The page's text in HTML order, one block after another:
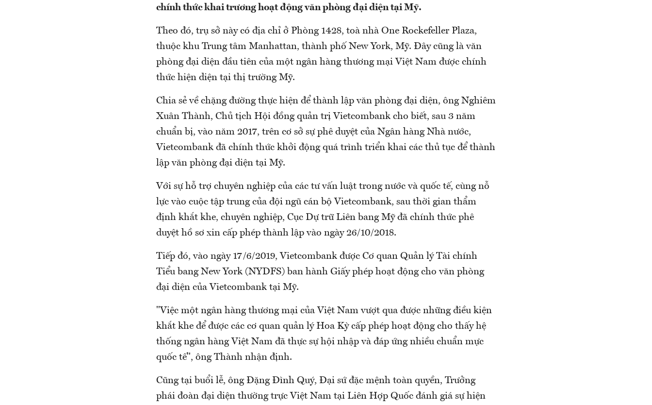
chính thức khai trương hoạt động văn phòng đại diện tại Mỹ.
Theo đó, trụ sở này có địa chỉ ở Phòng 1428, toà nhà One Rockefeller Plaza,
thuộc khu Trung tâm Manhattan, thành phố New York, Mỹ. Đây cũng là văn
phòng đại diện đầu tiên của một ngân hàng thương mại Việt Nam được chính
thức hiện diện tại thị trường Mỹ.
Chia sẻ về chặng đường thực hiện để thành lập văn phòng đại diện, ông Nghiêm
Xuân Thành, Chủ tịch Hội đồng quản trị Vietcombank cho biết, sau 3 năm
chuẩn bị, vào năm 2017, trên cơ sở sự phê duyệt của Ngân hàng Nhà nước,
Vietcombank đã chính thức khởi động quá trình triển khai các thủ tục để thành
lập văn phòng đại diện tại Mỹ.
Với sự hỗ trợ chuyên nghiệp của các tư vấn luật trong nước và quốc tế, cùng nỗ
lực vào cuộc tập trung của đội ngũ cán bộ Vietcombank, sau thời gian thẩm
định khắt khe, chuyên nghiệp, Cục Dự trữ Liên bang Mỹ đã chính thức phê
duyệt hồ sơ xin cấp phép thành lập vào ngày 26/10/2018.
Tiếp đó, vào ngày 17/6/2019, Vietcombank được Cơ quan Quản lý Tài chính
Tiểu bang New York (NYDFS) ban hành Giấy phép hoạt động cho văn phòng
đại diện của Vietcombank tại Mỹ.
"Việc một ngân hàng thương mại của Việt Nam vượt qua được những điều kiện
khắt khe để được các cơ quan quản lý Hoa Kỳ cấp phép hoạt động cho thấy hệ
thống ngân hàng Việt Nam đã thực sự hội nhập và đáp ứng nhiều chuẩn mực
quốc tế", ông Thành nhận định.
Cũng tại buổi lễ, ông Đặng Đình Quý, Đại sứ đặc mệnh toàn quyền, Trưởng
phái đoàn đại diện thường trực Việt Nam tại Liên Hợp Quốc đánh giá sự hiện